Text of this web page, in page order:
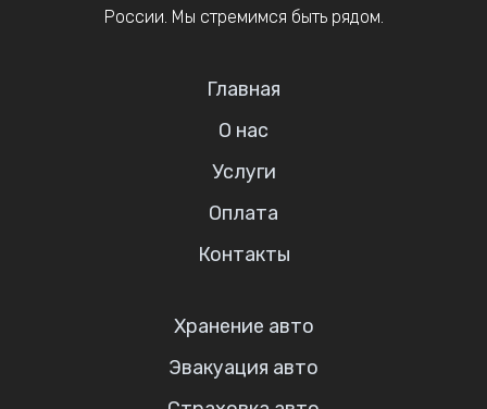
России. Мы стремимся быть рядом.
Главная
О нас
Услуги
Оплата
Контакты
Хранение авто
Эвакуация авто